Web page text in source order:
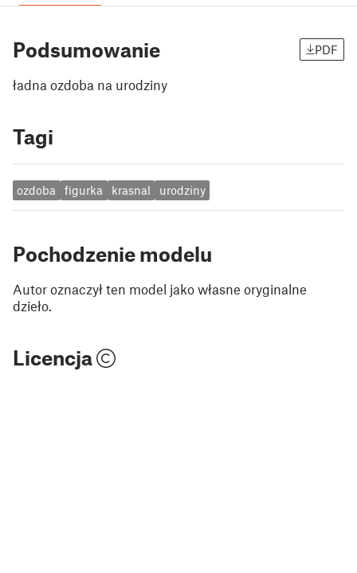
Podsumowanie PDF
ładna ozdoba na urodziny
Tagi
ozdoba figurka krasnal urodziny
Pochodzenie modelu
Autor oznaczył ten model jako własne oryginalne
dzieło.
Licencja